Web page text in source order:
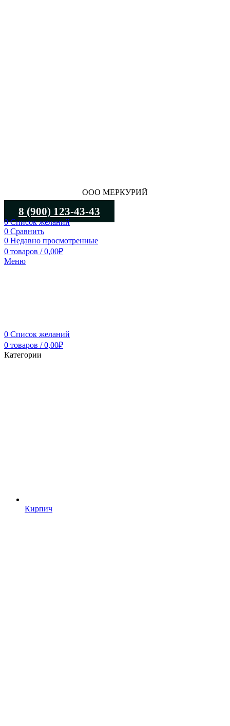
ООО МЕРКУРИЙ
8 (900) 123-43-43
0Список желаний
0 Сравнить
0 Недавно просмотренные
0 товаров / 0,00₽
Меню
0 Список желаний
0 товаров / 0,00₽
Категории
Кирпич